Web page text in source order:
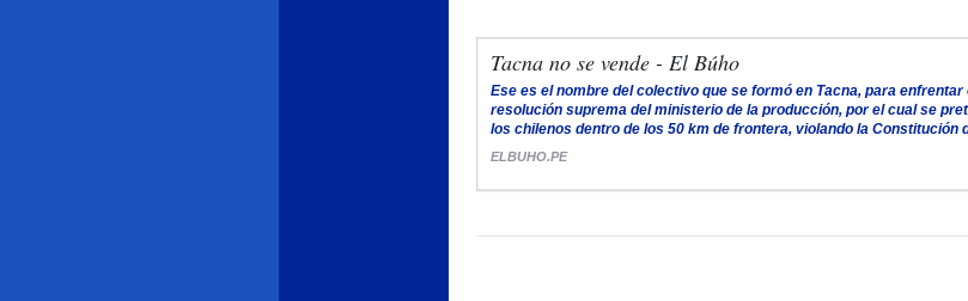
Tacna no se vende - El Búho
Ese es el nombre del colectivo que se formó en Tacna, para enfrentar
resolución suprema del ministerio de la producción, por el cual se
los chilenos dentro de los 50 km de frontera, violando la Constitución
ELBUHO.PE